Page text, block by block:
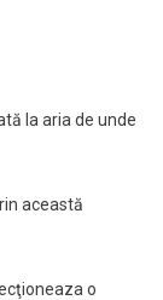
la aria de unde
această
o